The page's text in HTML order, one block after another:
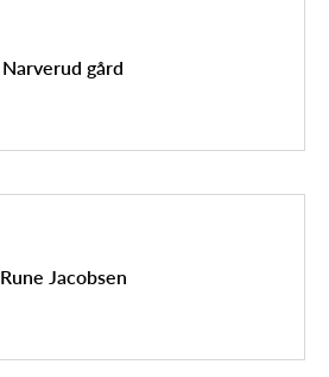
Narverud gård
Rune Jacobsen